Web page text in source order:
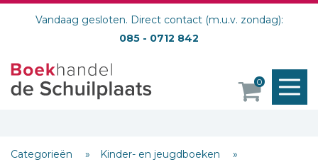
Vandaag gesloten. Direct contact (m.u.v. zondag):
085 - 0712 842
0
Categorieën
Kinder- en jeugdboeken